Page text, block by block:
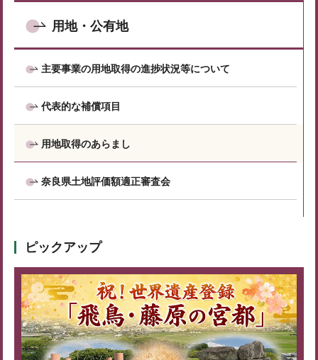
用地・公有地
主要事業の用地取得の進捗状況等について
代表的な補償項目
用地取得のあらまし
奈良県土地評価額適正審査会
ピックアップ